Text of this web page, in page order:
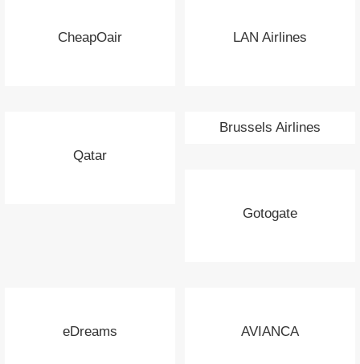
CheapOair LAN Airlines
Qatar
Brussels Airlines
Gotogate
eDreams AVIANCA